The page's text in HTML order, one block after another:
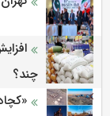
چند؟